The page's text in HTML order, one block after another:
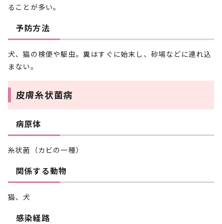
ることが多い。
予防方法
犬、猫の検便や駆虫。糞はすぐに始末し、砂場などに連れ込
まない。
皮膚糸状菌病
病原体
糸状菌（カビの一種）
関係する動物
猫、犬
感染経路